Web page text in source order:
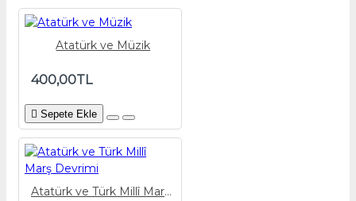
Atatürk ve Müzik
400,00TL
Sepete Ekle
Atatürk ve Türk Millî Marş Devrimi